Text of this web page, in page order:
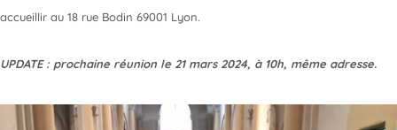
accueillir au 18 rue Bodin 69001 Lyon.
UPDATE : prochaine réunion le 21 mars 2024, à 10h, même adresse.